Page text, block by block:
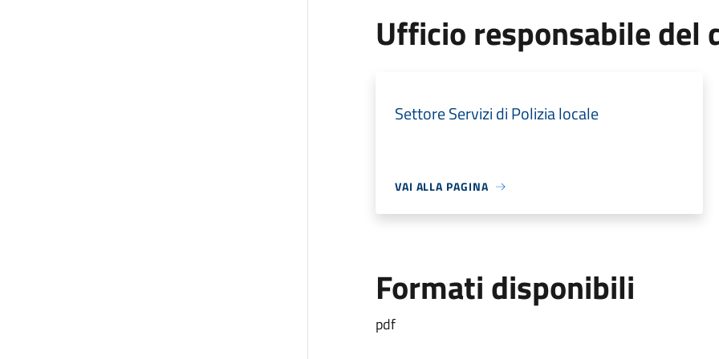
Ufficio responsabile del
Settore Servizi di Polizia locale
VAI ALLA PAGINA
Formati disponibili
pdf